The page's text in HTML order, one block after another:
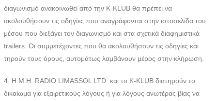
διαγωνισμό ανακοινωθεί από την K-KLUB θα πρέπει να
ακολουθήσουν τις οδηγίες που αναγράφονται στην ιστοσελίδα του
μέσου που διεξάγει τον διαγωνισμό και στα σχετικά διαφημιστικά
trailers. Οι συμμετέχοντες που θα ακολουθήσουν τις οδηγίες και
τηρούν τους όρους, αυτομάτως λαμβάνουν μέρος στην κλήρωση.
4. H M.H. RADIO LIMASSOL LTD και το K-KLUB διατηρούν το
δικαίωμα για εξαιρετικούς λόγους ή για λόγους ανωτέρας βίας να